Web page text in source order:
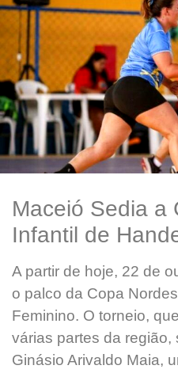
Maceió Sedia a
Infantil de
A partir de hoje, 22 de
o palco da Copa
Feminino. O torneio,
várias partes da região,
Ginásio Arivaldo Maia,